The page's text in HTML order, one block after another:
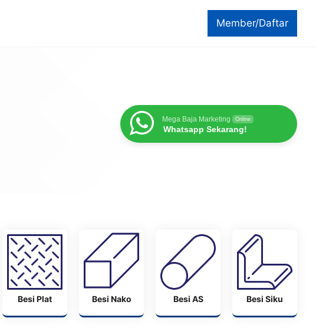
Member/Daftar
Mega Baja Marketing Online
Whatsapp Sekarang!
Besi Plat Besi Nako Besi AS Besi Siku